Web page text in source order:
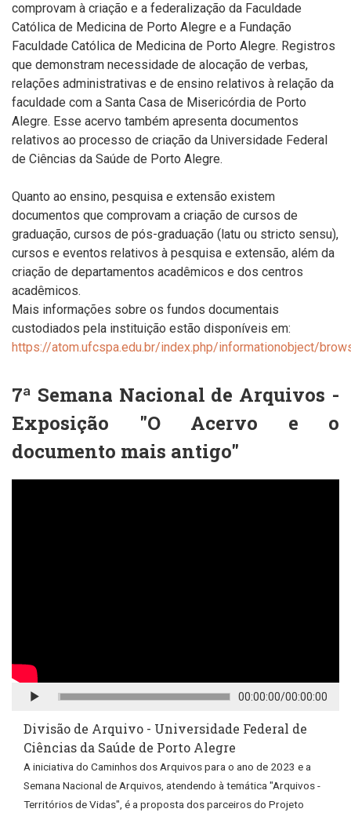
comprovam à criação e a federalização da Faculdade
Católica de Medicina de Porto Alegre e a Fundação
Faculdade Católica de Medicina de Porto Alegre. Registros
que demonstram necessidade de alocação de verbas,
relações administrativas e de ensino relativos à relação da
faculdade com a Santa Casa de Misericórdia de Porto
Alegre. Esse acervo também apresenta documentos
relativos ao processo de criação da Universidade Federal
de Ciências da Saúde de Porto Alegre.
Quanto ao ensino, pesquisa e extensão existem
documentos que comprovam a criação de cursos de
graduação, cursos de pós-graduação (latu ou stricto sensu),
cursos e eventos relativos à pesquisa e extensão, além da
criação de departamentos acadêmicos e dos centros
acadêmicos.
Mais informações sobre os fundos documentais
custodiados pela instituição estão disponíveis em:
https://atom.ufcspa.edu.br/index.php/informationobject/
7ª Semana Nacional de Arquivos -
Exposição "O Acervo e o
documento mais antigo"
CONTINUAR 00:00:00/00:00:00
Divisão de Arquivo - Universidade Federal de
Ciências da Saúde de Porto Alegre
A iniciativa do Caminhos dos Arquivos para o ano de 2023 e a
Semana Nacional de Arquivos, atendendo à temática "Arquivos -
Territórios de Vidas", é a proposta dos parceiros do Projeto